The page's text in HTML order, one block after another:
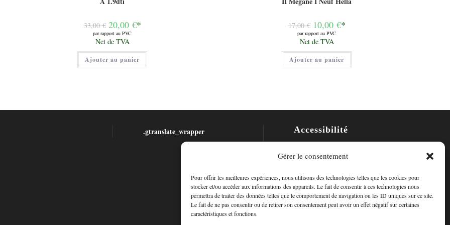
Gérer le consentement
Pour offrir les meilleures expériences, nous utilisons des technologies telles que les cookies pour
stocker et/ou accéder aux informations des appareils. Le fait de consentir à ces technologies nous
permettra de traiter des données telles que le comportement de navigation ou les ID uniques sur ce site.
Le fait de ne pas consentir ou de retirer son consentement peut avoir un effet négatif sur certaines
caractéristiques et fonctions.
33,00€ Le
prix
initial
était :
33,00 €.
20,00 €*
par rapport au PVC
Le
prix
actuel
est :
20,00 €.
Net de TVA
Ajouter au panier
17,00€ Le
prix
initial
était :
17,00 €.
10,00 €*
par rapport au PVC
Le
prix
actuel
est :
10,00 €.
Net de TVA
Ajouter au panier
.gtranslate_wrapper Accessibilité